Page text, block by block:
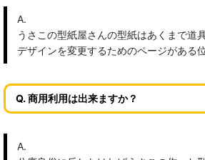
A.
うさこの型紙屋さんの型紙はあくまで道具
デザインを変更するためのページがある
Q. 商用利用は出来ますか？
A.